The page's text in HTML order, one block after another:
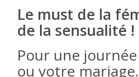
Le must de la
de la sensualité !
Pour une
ou votre mariage.